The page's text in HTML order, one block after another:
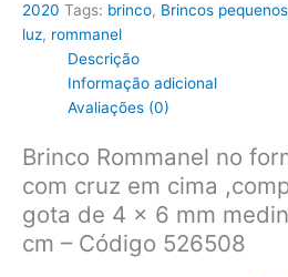
2020 Tags: brinco, Brincos
luz, rommanel
Descrição
Informação adicional
Avaliações (0)
Brinco Rommanel no
com cruz em cima
gota de 4 x 6 mm
cm – Código 526508